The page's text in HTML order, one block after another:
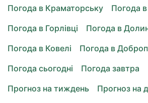
Погода в Краматорську
Погода
Погода в Горлівці
Погода в
Погода в Ковелі
Погода в
Погода сьогодні
Погода завтра
Прогноз на тиждень
Прогноз на